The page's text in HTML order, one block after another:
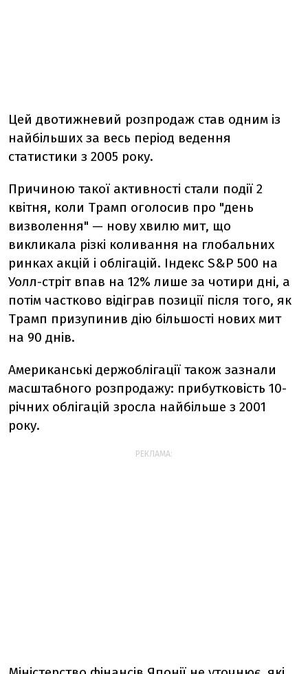
Цей двотижневий розпродаж став одним із
найбільших за весь період ведення
статистики з 2005 року.
Причиною такої активності стали події 2
квітня, коли Трамп оголосив про "день
визволення" — нову хвилю мит, що
викликала різкі коливання на глобальних
ринках акцій і облігацій. Індекс S&P 500 на
Уолл-стріт впав на 12% лише за чотири дні, а
потім частково відіграв позиції після того, як
Трамп призупинив дію більшості нових мит
на 90 днів.
Американські держоблігації також зазнали
масштабного розпродажу: прибутковість 10-
річних облігацій зросла найбільше з 2001
року.
РЕКЛАМА: